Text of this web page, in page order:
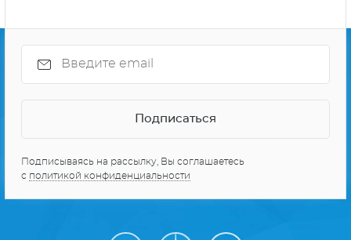
Подписываясь на рассылку, Вы соглашаетесь
с политикой конфиденциальности